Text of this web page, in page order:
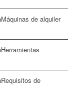
Máquinas de alquiler
Herramientas
Requisitos de